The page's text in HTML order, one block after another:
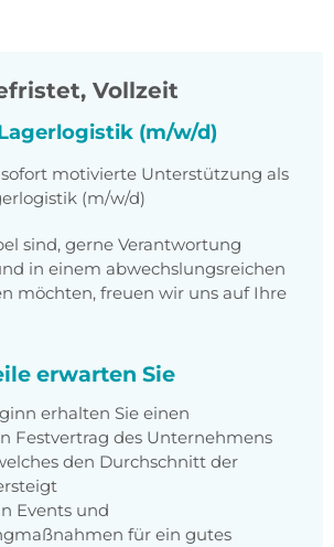
Vollzeit
(m/w/d)
motivierte Unterstützung als
(m/w/d)
sind, gerne Verantwortung
in einem abwechslungsreichen
möchten, freuen wir uns auf Ihre
erwarten Sie
erhalten Sie einen
Festvertrag des Unternehmens
den Durchschnitt der
Events und
für ein gutes